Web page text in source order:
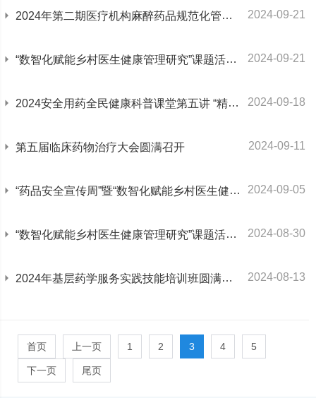
2024年第二期医疗机构麻醉药品规范化管理学习班圆满完成 2024-09-21
“数智化赋能乡村医生健康管理研究”课题活动报道 ——河北省正定县人民医院基层医务工作者培训 2024-09-21
2024安全用药全民健康科普课堂第五讲 “精准用药与临床驻科药师服务实践”圆满召开 2024-09-18
第五届临床药物治疗大会圆满召开 2024-09-11
“药品安全宣传周”暨“数智化赋能乡村医生健康管理研究”课题活动报道 2024-09-05
“数智化赋能乡村医生健康管理研究”课题活动报道 ——怀柔基层药师培训 2024-08-30
2024年基层药学服务实践技能培训班圆满结束 2024-08-13
首页 上一页 1 2 3 4 5
下一页 尾页